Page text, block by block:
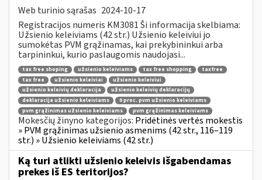
Web turinio sąrašas 2024-10-17
Registracijos numeris KM3081 Ši informacija skelbiama:
Užsienio keleiviams (42 str.) Užsienio keleiviui jo
sumokėtas PVM grąžinamas, kai prekybininkui arba
tarpininkui, kurio paslaugomis naudojasi...
tax free shoping užsienio keleiviams tax free shopping
taxfree
tax free
užsienio keleiviai
užsienio keleiviui
užsienio keleivių deklaracija
užsienio keleivių deklaracijų
deklaracija užsienio keleiviams
0 proc. pvm užsienio keleiviams
pvm grąžinimas užsienio keleiviams
pvm grąžinimas keleiviams
Mokesčių žinyno kategorijos: Pridėtinės vertės mokestis
» PVM grąžinimas užsienio asmenims (42 str., 116–119
str.) » Užsienio keleiviams (42 str.)
Ką turi atlikti užsienio keleivis išgabendamas
prekes iš ES teritorijos?